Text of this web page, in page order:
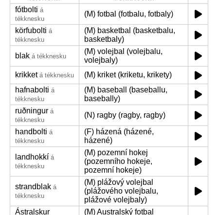
fótbolti á
tékknesku
(M) fotbal (fotbalu, fotbaly)
körfubolti á
tékknesku
(M) basketbal (basketbalu,
basketbaly)
blak á tékknesku
(M) volejbal (volejbalu,
volejbaly)
krikket á tékknesku
(M) kriket (kriketu, krikety)
hafnabolti á
tékknesku
(M) baseball (baseballu,
basebally)
ruðningur á
tékknesku
(N) ragby (ragby, ragby)
handbolti á
tékknesku
(F) házená (házené,
házené)
landhokkí á
tékknesku
(M) pozemní hokej
(pozemního hokeje,
pozemní hokeje)
strandblak á
tékknesku
(M) plážový volejbal
(plážového volejbalu,
plážové volejbaly)
Ástralskur
(M) Australský fotbal